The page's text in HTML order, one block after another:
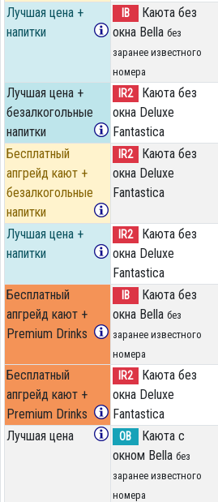
Лучшая цена +
напитки
IB
Каюта без
окна Bella без
заранее известного
номера
Лучшая цена +
безалкогольные
напитки
IR2
Каюта без
окна Deluxe
Fantastica
Бесплатный
апгрейд кают +
безалкогольные
напитки
IR2
Каюта без
окна Deluxe
Fantastica
Лучшая цена +
напитки
IR2
Каюта без
окна Deluxe
Fantastica
Бесплатный
апгрейд кают +
Premium Drinks
IB
Каюта без
окна Bella без
заранее известного
номера
Бесплатный
апгрейд кают +
Premium Drinks
IR2
Каюта без
окна Deluxe
Fantastica
Лучшая цена OB
Каюта с
окном Bella без
заранее известного
номера